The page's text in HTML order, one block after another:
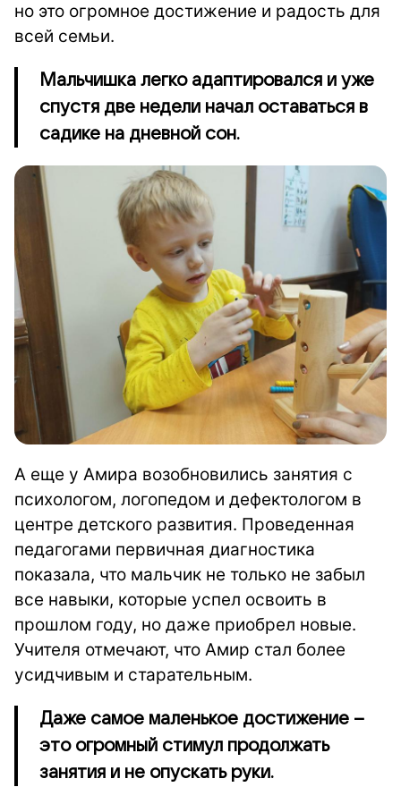
но это огромное достижение и радость для
всей семьи.
Мальчишка легко адаптировался и уже
спустя две недели начал оставаться в
садике на дневной сон.
А еще у Амира возобновились занятия с
психологом, логопедом и дефектологом в
центре детского развития. Проведенная
педагогами первичная диагностика
показала, что мальчик не только не забыл
все навыки, которые успел освоить в
прошлом году, но даже приобрел новые.
Учителя отмечают, что Амир стал более
усидчивым и старательным.
Даже самое маленькое достижение –
это огромный стимул продолжать
занятия и не опускать руки.